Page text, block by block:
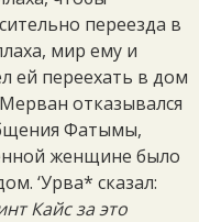
переезда в
мир ему и
ей переехать в дом
отказывался
Фатымы,
женщине было
‘Урва* сказал:
Кайс за это